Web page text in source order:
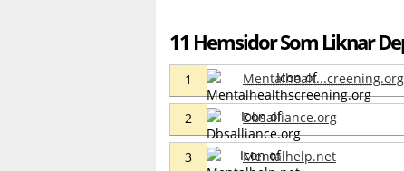
11 Hemsidor Som Liknar
1 Mentalhealt...creening.org
2 Dbsalliance.org
3 Mentalhelp.net